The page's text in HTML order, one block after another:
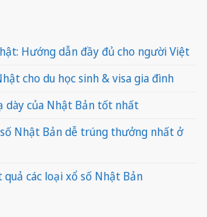
Hướng dẫn đầy đủ cho người Việt
cho du học sinh & visa gia đình
dày của Nhật Bản tốt nhất
Nhật Bản dễ trúng thưởng nhất ở
các loại xổ số Nhật Bản